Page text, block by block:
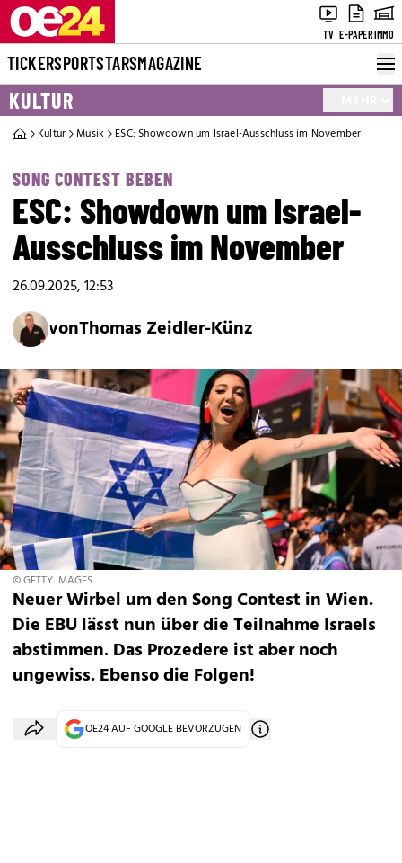
TV E-PAPERIMMO
TICKERSPORTSTARSMAGAZINE
KULTUR
Kultur Musik ESC: Showdown um Israel-Ausschluss im November
SONG CONTEST BEBEN
ESC: Showdown um Israel-
Ausschluss im November
26.09.2025, 12:53
vonThomas Zeidler-Künz
© GETTY IMAGES
Neuer Wirbel um den Song Contest in Wien.
Die EBU lässt nun über die Teilnahme Israels
abstimmen. Das Prozedere ist aber noch
ungewiss. Ebenso die Folgen!
OE24 AUF GOOGLE BEVORZUGEN